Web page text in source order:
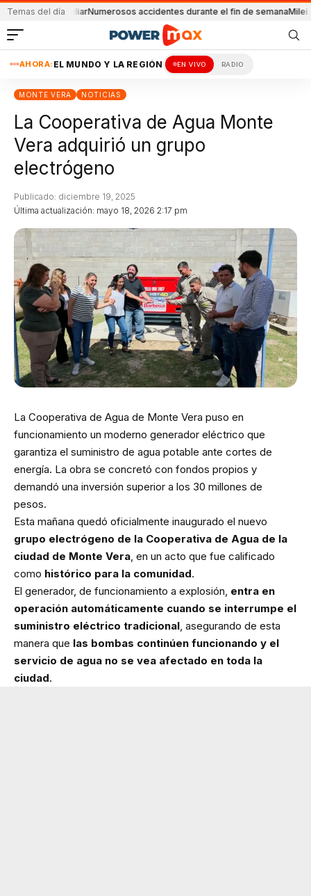
Temas del día
familiarNumerosos accidentes durante el fin de semanaMilei oficializó
AHORA: EL MUNDO Y LA REGIÓN EN VIVO RADIO
MONTE VERA NOTICIAS
La Cooperativa de Agua Monte
Vera adquirió un grupo
electrógeno
Última actualización: mayo 18, 2026 2:17 pm
Publicado: diciembre 19, 2025
La Cooperativa de Agua de Monte Vera puso en
funcionamiento un moderno generador eléctrico que
garantiza el suministro de agua potable ante cortes de
energía. La obra se concretó con fondos propios y
demandó una inversión superior a los 30 millones de
pesos.
Esta mañana quedó oficialmente inaugurado el nuevo
grupo electrógeno de la Cooperativa de Agua de la
ciudad de Monte Vera, en un acto que fue calificado
como histórico para la comunidad.
El generador, de funcionamiento a explosión, entra en
operación automáticamente cuando se interrumpe el
suministro eléctrico tradicional, asegurando de esta
manera que las bombas continúen funcionando y el
servicio de agua no se vea afectado en toda la
ciudad.